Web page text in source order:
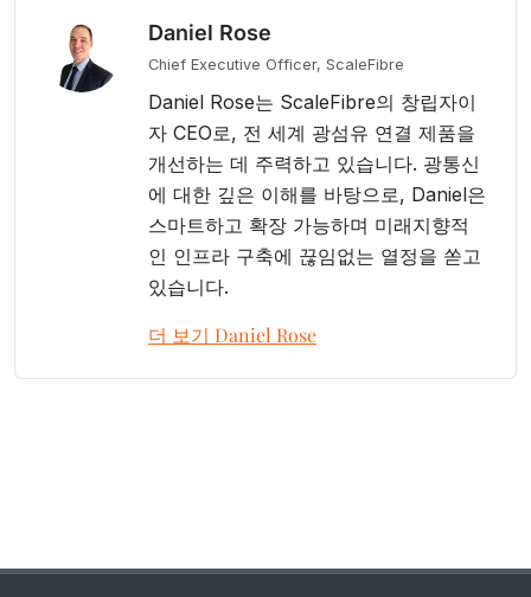
Daniel Rose
Chief Executive Officer, ScaleFibre
Daniel Rose는 ScaleFibre의 창립자이
자 CEO로, 전 세계 광섬유 연결 제품을
개선하는 데 주력하고 있습니다. 광통신
에 대한 깊은 이해를 바탕으로, Daniel은
스마트하고 확장 가능하며 미래지향적
인 인프라 구축에 끊임없는 열정을 쏟고
있습니다.
더 보기 Daniel Rose